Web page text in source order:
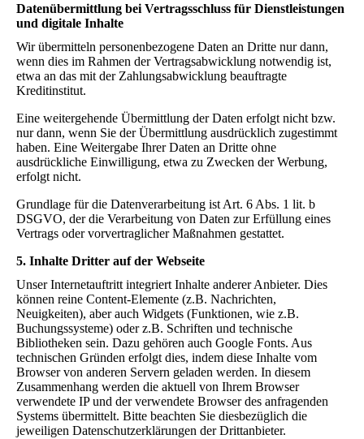
Datenübermittlung bei Vertragsschluss für Dienstleistungen
und digitale Inhalte
Wir übermitteln personenbezogene Daten an Dritte nur dann,
wenn dies im Rahmen der Vertragsabwicklung notwendig ist,
etwa an das mit der Zahlungsabwicklung beauftragte
Kreditinstitut.
Eine weitergehende Übermittlung der Daten erfolgt nicht bzw.
nur dann, wenn Sie der Übermittlung ausdrücklich zugestimmt
haben. Eine Weitergabe Ihrer Daten an Dritte ohne
ausdrückliche Einwilligung, etwa zu Zwecken der Werbung,
erfolgt nicht.
Grundlage für die Datenverarbeitung ist Art. 6 Abs. 1 lit. b
DSGVO, der die Verarbeitung von Daten zur Erfüllung eines
Vertrags oder vorvertraglicher Maßnahmen gestattet.
5. Inhalte Dritter auf der Webseite
Unser Internetauftritt integriert Inhalte anderer Anbieter. Dies
können reine Content-Elemente (z.B. Nachrichten,
Neuigkeiten), aber auch Widgets (Funktionen, wie z.B.
Buchungssysteme) oder z.B. Schriften und technische
Bibliotheken sein. Dazu gehören auch Google Fonts. Aus
technischen Gründen erfolgt dies, indem diese Inhalte vom
Browser von anderen Servern geladen werden. In diesem
Zusammenhang werden die aktuell von Ihrem Browser
verwendete IP und der verwendete Browser des anfragenden
Systems übermittelt. Bitte beachten Sie diesbezüglich die
jeweiligen Datenschutzerklärungen der Drittanbieter.